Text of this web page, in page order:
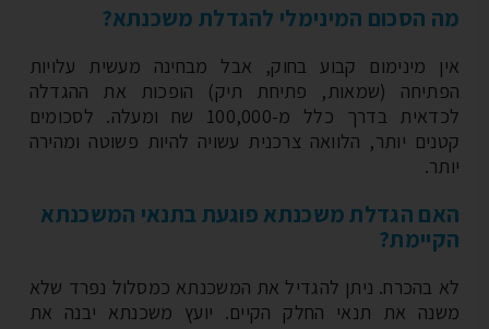
הסכום המינימלי להגדלת משכנתא?
מינימום קבוע בחוק, אבל מבחינה מעשית עלויות
(שמאות, פתיחת תיק) הופכות את ההגדלה
לכדאית בדרך כלל מ-100,000 שח ומעלה. לסכומים
יותר, הלוואה צרכנית עשויה להיות פשוטה ומהירה
הגדלת משכנתא פוגעת בתנאי המשכנתא
בהכרח. ניתן להגדיל את המשכנתא כמסלול נפרד שלא
את תנאי החלק הקיים. יועץ משכנתא יבנה את